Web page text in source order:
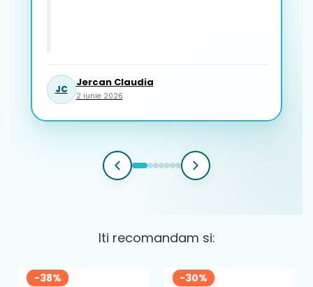
JC
Jercan Claudia
2 iunie 2026
Iti recomandam si:
-38% -30%